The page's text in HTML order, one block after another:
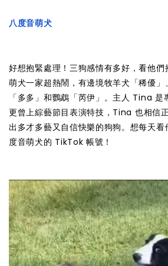
八度音萌犬
好想抱緊處理！三狗感情有多好，看他
萌犬一家超熱鬧，有邊境牧羊犬「稀優
「多多」和鸚鵡「芮伊」。主人 Tina 是
更曾上綜藝節目表演特技，Tina 也相信
出多才多藝又自信快樂的狗狗。想每天看
度音萌犬的 TikTok 帳號！